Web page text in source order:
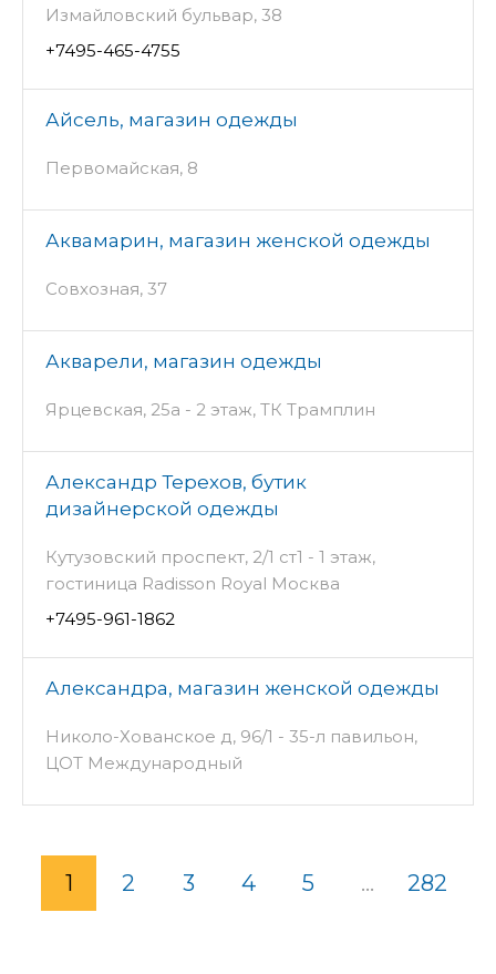
Измайловский бульвар, 38
+7495-465-4755
Айсель, магазин одежды
Первомайская, 8
Аквамарин, магазин женской одежды
Совхозная, 37
Акварели, магазин одежды
Ярцевская, 25а - 2 этаж, ТК Трамплин
Александр Терехов, бутик
дизайнерской одежды
Кутузовский проспект, 2/1 ст1 - 1 этаж,
гостиница Radisson Royal Москва
+7495-961-1862
Александра, магазин женской одежды
Николо-Хованское д, 96/1 - 35-л павильон,
ЦОТ Международный
1 2 3 4 5 ... 282